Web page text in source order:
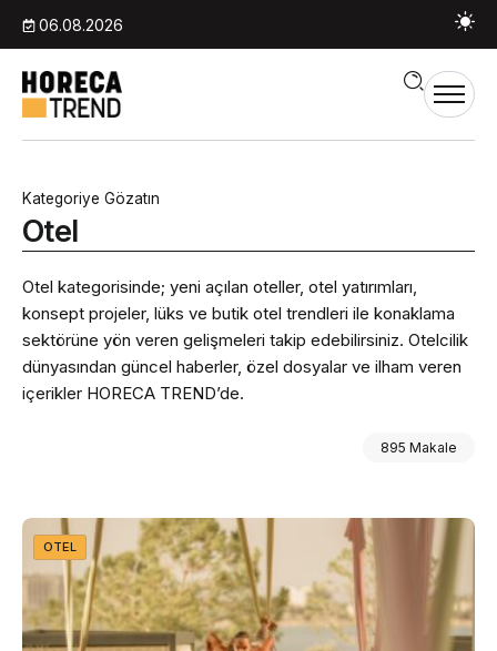
06.08.2026
Kategoriye Gözatın
Otel
Otel kategorisinde; yeni açılan oteller, otel yatırımları,
konsept projeler, lüks ve butik otel trendleri ile konaklama
sektörüne yön veren gelişmeleri takip edebilirsiniz. Otelcilik
dünyasından güncel haberler, özel dosyalar ve ilham veren
içerikler HORECA TREND’de.
895 Makale
OTEL